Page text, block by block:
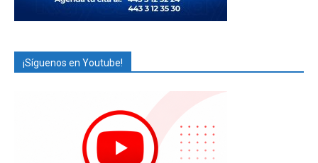
¡Síguenos en Youtube!